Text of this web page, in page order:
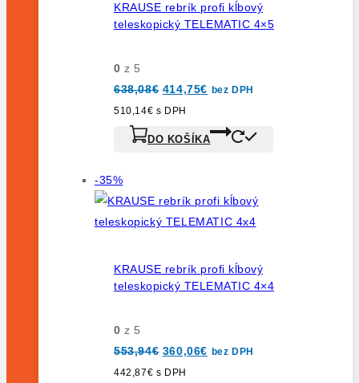
KRAUSE rebrík profi kĺbový
teleskopický TELEMATIC 4×5
0 z 5
638,08€ Pôvodná
cena
bola:
414,75€ Aktuálna
cena
bez DPH
510,14€ s DPH
DO KOŠÍKA
-35%Výrobok
na
predaj
KRAUSE rebrík profi kĺbový
teleskopický TELEMATIC 4×4
0 z 5
553,94€ Pôvodná
cena
bola:
360,06€ Aktuálna
cena
bez DPH
442,87€ s DPH